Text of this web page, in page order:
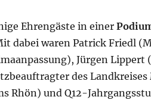
Ehrengäste in einer
dabei waren Patrick Friedl
Jürgen
des
Rhön) und Q12-